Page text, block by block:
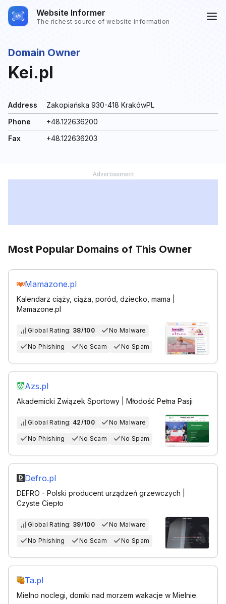
Website Informer
The richest source of website information
Domain Owner
Kei.pl
Address
Zakopiańska 930-418 KrakówPL
Phone
+48.122636200
Fax
+48.122636203
Most Popular Domains of This Owner
Mamazone.pl
Kalendarz ciąży, ciąża, poród, dziecko, mama |
Mamazone.pl
Global Rating: 38/100 No Malware
No Phishing No Scam No Spam
Azs.pl
Akademicki Związek Sportowy | Młodość Pełna Pasji
Global Rating: 42/100 No Malware
No Phishing No Scam No Spam
Defro.pl
DEFRO - Polski producent urządzeń grzewczych |
Czyste Ciepło
Global Rating: 39/100 No Malware
No Phishing No Scam No Spam
Ta.pl
Mielno noclegi, domki nad morzem wakacje w Mielnie.